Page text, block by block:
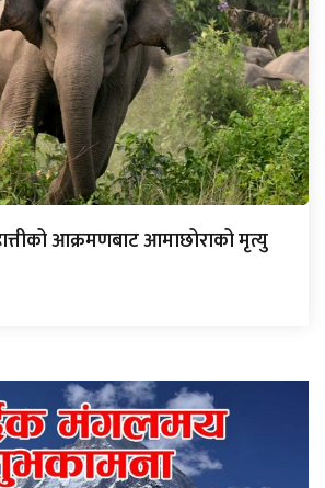
आक्रमणबाट आमाछोराको मृत्यु